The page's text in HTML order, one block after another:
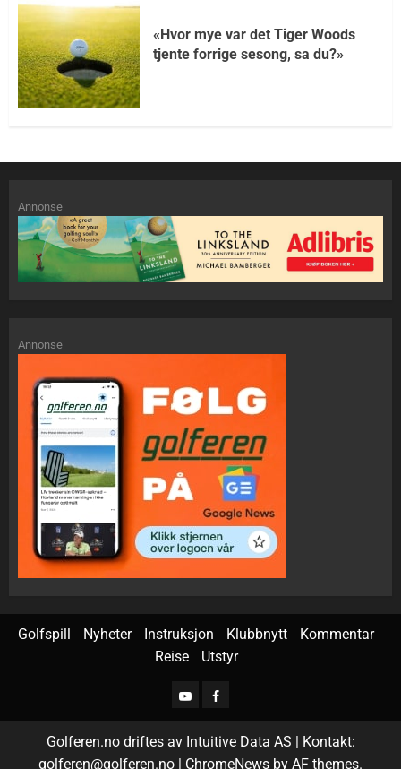
«Hvor mye var det Tiger Woods
tjente forrige sesong, sa du?»
Annonse
Annonse
Golfspill Nyheter Instruksjon Klubbnytt
Kommentar
Reise
Utstyr
Golferen.no driftes av Intuitive Data AS | Kontakt:
golferen@golferen.no | ChromeNews by AF themes.